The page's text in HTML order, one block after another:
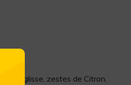
Réglisse, zestes de Citron,